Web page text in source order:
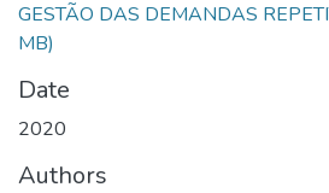
GESTÃO DAS DEMANDAS
MB)
Date
2020
Authors